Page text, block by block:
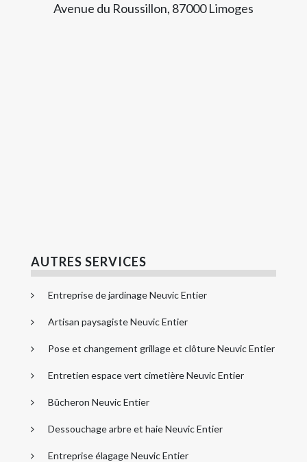
Avenue du Roussillon, 87000 Limoges
AUTRES SERVICES
Entreprise de jardinage Neuvic Entier
Artisan paysagiste Neuvic Entier
Pose et changement grillage et clôture Neuvic Entier
Entretien espace vert cimetière Neuvic Entier
Bûcheron Neuvic Entier
Dessouchage arbre et haie Neuvic Entier
Entreprise élagage Neuvic Entier